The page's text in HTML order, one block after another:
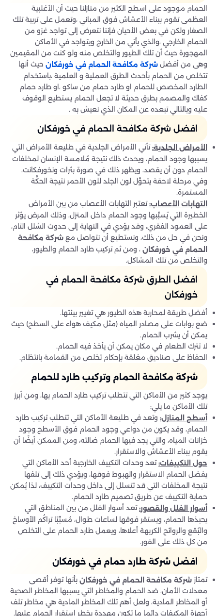
الحمام موجود على اسطح الكثير من منازلنا حيث أن الأغلبية
العظمى تقوم ببناء الأعشاش فوق المباني ،وتعمل على تربية تلك
الصغار ولكن في بعض الأحيان فإننا نتعرض إلى تواجد غزو من
الحمام الخارجي ،والذي يأتي من الخارج ويتواجد في الأماكن
المهجورة حيث أن تلك الطيور والتخلص منه ولو كنت من المقيمين
وهى من أفضل شركة مكافحة الحمام في خورفكان حيث أنها
تتخلص من الحمام بأحدث الطرق العملية و العلمية ،باستخدام
الطارد المخصص للحمام او طارد حمام من ساكو ،او طارد حمام
كفاك والمصمم بطرق حديثة لا تجعل الحمام يستطيع الوقوف
عليه وبالتالي تبعده عن المكان الذي نعيش به .
افضل شركة مكافحة الحمام في خورفكان
الأمراض الجلدية:تأتي الأمراض الجلدية في طليعة الأمراض التي
يسببها وجود الحمام، ويحدث ذلك نتيجة مُلامسة الإنسان لمخلفات
الحمام دون أن يقصد، ويظهر ذلك في صورة بثرات ونخورفكانت،
وفي مرحلة لاحقة يتحوَّل لون الجلد للون الأحمر نتيجة الحكَّة
المستمرة.
التهابات الأعصاب:تعتبر التهابات الأعصاب من بين الأمراض
الخطيرة التي يُسبِّبها وجود الحمام داخل المنزل، وذلك المرض يؤثر
على العمود الفقري، وقد يؤدي في النهاية إلى حدوث الشلل التام،
ونحن في حل من ذلك، ونستطيع أن نتواصل مع شركة مكافحة
الحمام في خورفكان ، ومن ثم تركيب طارد الحمام والطيور،
والتخلص من تلك المشاكل.
افضل الطرق شركة مكافحة الحمام في
خورفكان
أفضل طريقة لمحاربة هذه الطيور هي تغيير بيئتها.
ضع بوابات على مصادر المياه (مثل مكيف هواء على السطح) حيث
يمكن أن يشرب الحمام.
لا تترك الطعام في مكان يمكن أن يأخذ فيه الحمام.
الحفاظ على صناديق مغلقة بإحكام تخلص من القمامة بانتظام.
شركة مكافحة الحمام وتركيب طارد للحمام
يوجد كثير من الأماكن التي تتطلب تركيب طارد الحمام بها، ومن أبرز
تلك الأماكن ما يلي:
أسطح المنازل: وتعد في طليعة الأماكن التي تتطلب تركيب طارد
الحمام، وقد يكون من دواعي وجود الحمام فوق الأسطح وجود
خزانات المياه، والتي يجد فيها الحمام ضالته، ومن الممكن أيضًا أن
يقوم ببناء الأعشاش والاستقرار.
حول التكييفات:تعد وحدات التكييف الخارجية أحد الأماكن التي
يفضل الحمام الاستقرار والهبوط فوقها، ويؤدي ذلك إلى تلفها
نتيجة المخلفات التي قد تتسلل إلى داخل وحدات التكييف، لذا يُمكن
حماية التكييف عن طريق تصميم طارد الحمام.
أسوار الفلل والقصور:تعد أسوار الفلل من بين المناطق التي
يحبذها الحمام، ويستقر فوقها لساعات طوال، مُسبِّبًا تراكُم الأوساخ
والبُقع والروائح الكريهة أعلاها، ويعمل طارد الحمام على التخلص
من كل ذلك على الفور.
افضل شركة طارد حمام في خورفكان
تمتاز شركة مكافحة الحمام في خورفكان بأنها توفر أقصى
معدلات الأمان، ضد الحمام والمخاطر التي يسببها المخاطر الصحية
أو المخاطر المادية، ولعل أهم تلك المخاطر المادية هي مخاطر تلف
أجهزة المكيفات دائما ما تكون مهددة بخطر استقرار الحمام عليها.